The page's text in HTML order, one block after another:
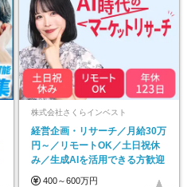
株式会社さくらインベスト
経営企画・リサーチ／月給30万
円～／リモートOK／土日祝休
み／生成AIを活用できる方歓迎
400～600万円